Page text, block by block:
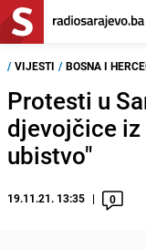
/ VIJESTI / BOSNA I
Protesti u
djevojčice iz
ubistvo"
19.11.21. 13:35 0